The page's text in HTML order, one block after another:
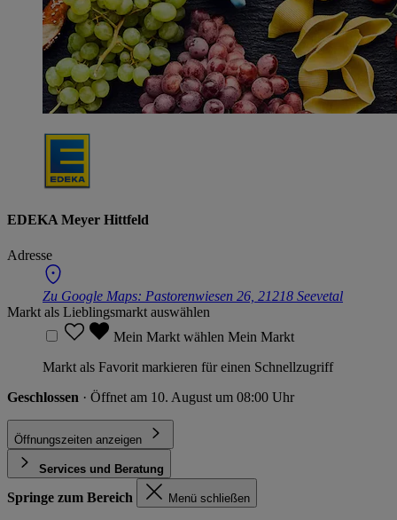
EDEKA Meyer Hittfeld
Adresse
Zu Google Maps: Pastorenwiesen 26, 21218 Seevetal
Markt als Lieblingsmarkt auswählen
Mein Markt wählen Mein Markt
Markt als Favorit markieren für einen Schnellzugriff
Geschlossen · Öffnet am 10. August um 08:00 Uhr
Öffnungszeiten anzeigen
Services und Beratung
Springe zum Bereich Menü schließen